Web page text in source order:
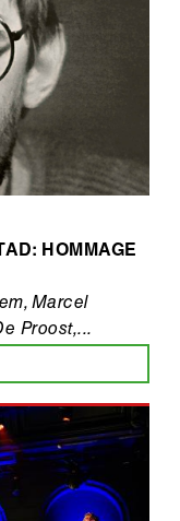
HOMMAGE
Marcel
Proost,...